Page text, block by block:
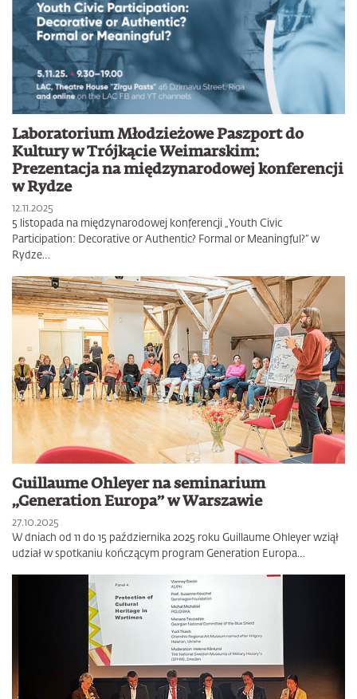
Laboratorium Młodzieżowe Paszport do
Kultury w Trójkącie Weimarskim:
Prezentacja na międzynarodowej konferencji
w Rydze
12.11.2025
5 listopada na międzynarodowej konferencji „Youth Civic
Participation: Decorative or Authentic? Formal or Meaningful?” w
Rydze…
Guillaume Ohleyer na seminarium
„Generation Europa” w Warszawie
27.10.2025
W dniach od 11 do 15 października 2025 roku Guillaume Ohleyer wziął
udział w spotkaniu kończącym program Generation Europa…